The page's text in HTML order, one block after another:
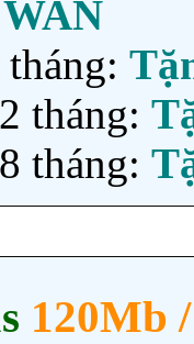
tháng:
tháng:
120Mb